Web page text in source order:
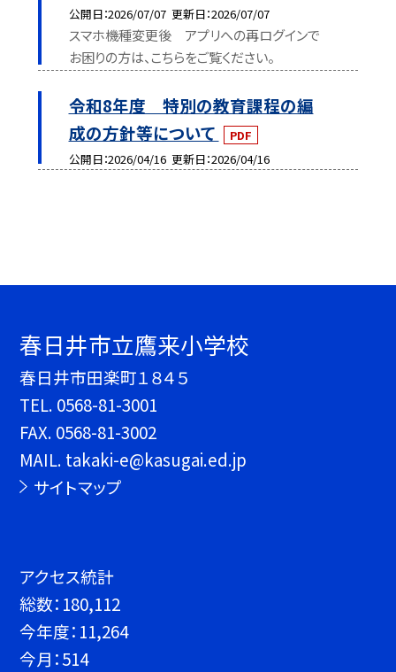
公開日 2026/07/07 更新日 2026/07/07
スマホ機種変更後 アプリへの再ログインで
お困りの方は、こちらをご覧ください。
令和8年度 特別の教育課程の編
成の方針等について
PDF
公開日 2026/04/16 更新日 2026/04/16
春日井市立鷹来小学校
春日井市田楽町１８４５
TEL. 0568-81-3001
FAX. 0568-81-3002
MAIL. takaki-e@kasugai.ed.jp
サイトマップ
アクセス統計
総数： 180,112
今年度： 11,264
今月：514